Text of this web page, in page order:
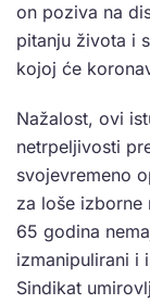
on poziva na
pitanju života i
kojoj će
Nažalost, ovi
netrpeljivosti
svojevremeno
za loše
65 godina
izmanipulirani i
Sindikat